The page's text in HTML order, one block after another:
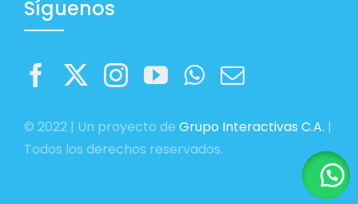
Síguenos
© 2022 | Un proyecto de Grupo Interactivas C.A. |
Todos los derechos reservados.